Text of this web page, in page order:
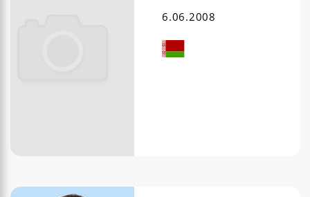
6.06.2008